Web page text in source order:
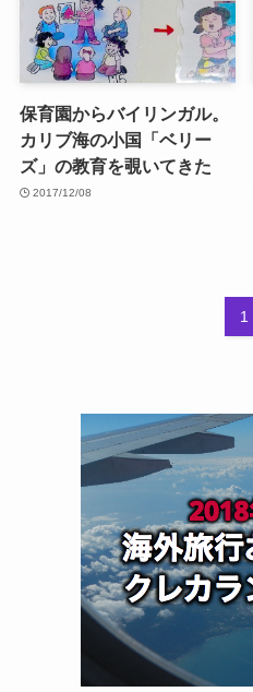
保育園からバイリンガル。
カリブ海の小国「ベリー
ズ」の教育を覗いてきた
2017/12/08
1